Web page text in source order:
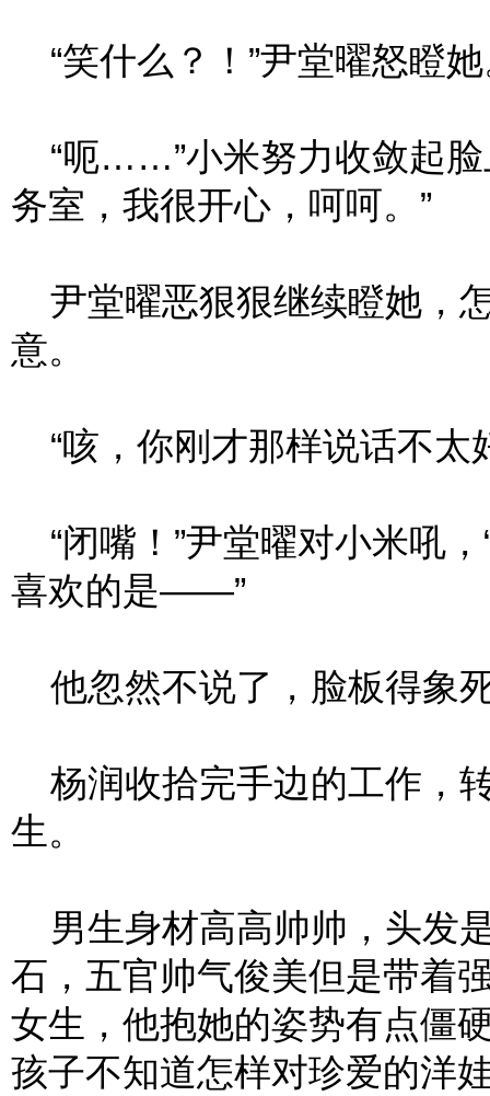
“笑什么？！”尹堂曜怒瞪
“呃……”小米努力收敛起脸
务室，我很开心，呵呵。”
尹堂曜恶狠狠继续瞪她，
意。
“咳，你刚才那样说话不
“闭嘴！”尹堂曜对小米吼
喜欢的是——”
他忽然不说了，脸板得象
杨润收拾完手边的工作，
生。
男生身材高高帅帅，头发
石，五官帅气俊美但是带着
女生，他抱她的姿势有点僵
孩子不知道怎样对珍爱的洋